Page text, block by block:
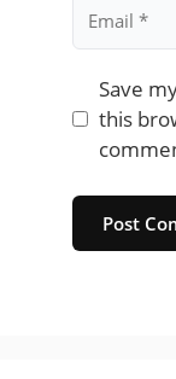
Save
this
Website